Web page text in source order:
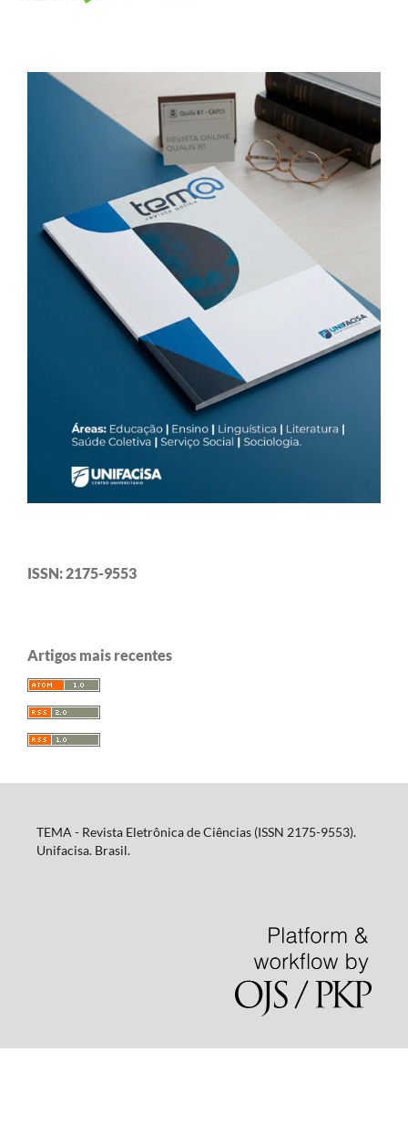
ISSN: 2175-9553
Artigos mais recentes
TEMA - Revista Eletrônica de Ciências (ISSN 2175-9553).
Unifacisa. Brasil.